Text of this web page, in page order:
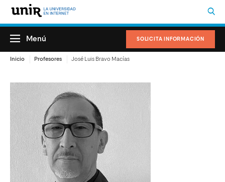
SOLICITA INFORMACIÓN
Menú
Inicio Profesores José Luis Bravo Macías